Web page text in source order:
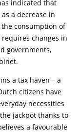
indicated that
a decrease in
consumption of
changes in
governments,
a tax haven – a
citizens have
necessities
jackpot thanks to
a favourable